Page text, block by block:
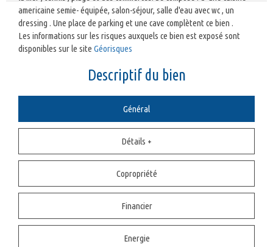
americaine semie- équipée, salon-séjour, salle d'eau avec wc , un
dressing . Une place de parking et une cave complètent ce bien .
Les informations sur les risques auxquels ce bien est exposé sont
disponibles sur le site Géorisques
descriptif du bien
Général
Détails +
Copropriété
Financier
Energie